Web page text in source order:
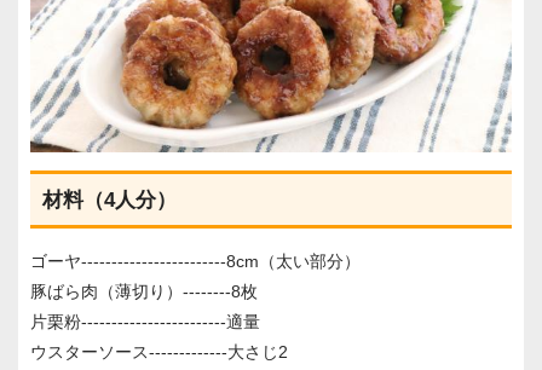
材料（4人分）
ゴーヤ------------------------8cm（太い部分）
豚ばら肉（薄切り）--------8枚
片栗粉------------------------適量
ウスターソース-------------大さじ2